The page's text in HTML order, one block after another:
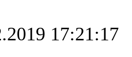
17:21:17